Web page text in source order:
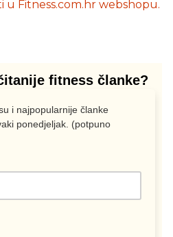
Fitness.com.hr webshopu.